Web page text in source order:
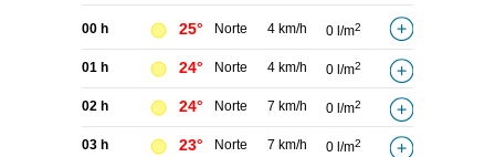
00 h 25° Norte 4 km/h 0 l/m2
01 h 24° Norte 4 km/h 0 l/m2
02 h 24° Norte 7 km/h 0 l/m2
03 h 23° Norte 7 km/h 0 l/m2